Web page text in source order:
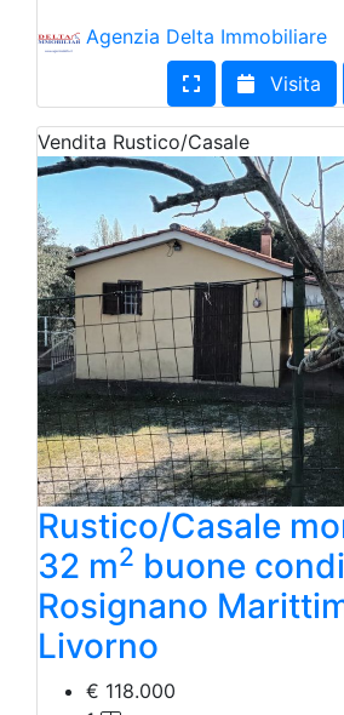
Agenzia Delta Immobiliare
Visita
Vendita Rustico/Casale
Rustico/Casale
32 m2 buone
Rosignano
Livorno
€ 118.000